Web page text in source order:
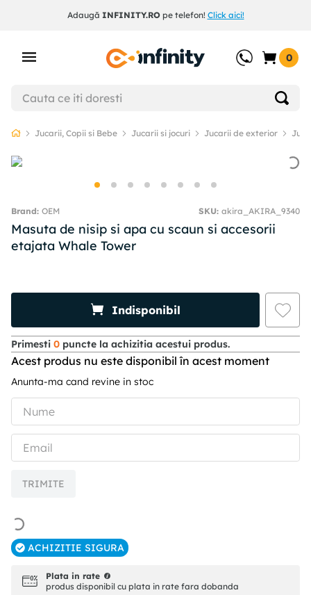
Adaugă INFINITY.ROpe telefon! Click aici!
0
Jucarii, Copii si Bebe Jucarii si jocuri Jucarii de exterior
OEM SKU: akira_AKIRA_9340
Masuta de nisip si apa cu scaun si accesorii
etajata Whale Tower
Indisponibil
Primesti 0 puncte la achizitia acestui produs.
Acest produs nu este disponibil în acest moment
Anunta-ma cand revine in stoc
TRIMITE
ACHIZITIE SIGURA
Plata in rate
produs disponibil cu plata in rate fara dobanda